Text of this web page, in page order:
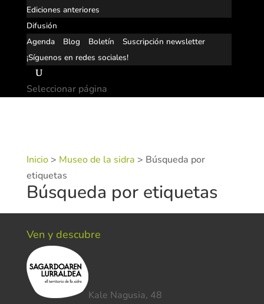
Ediciones anteriores
Difusión
Agenda
Blog Boletín
Suscripción newsletter
¡Síguenos en redes sociales!
Seleccionar página
Inicio> Museo de la sidra > Búsqueda por
etiquetas
Búsqueda por etiquetas
Ven y descubre
Kale Nagusia, 48